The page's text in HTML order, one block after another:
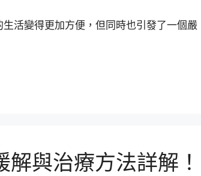
活變得更加方便，但同時也引發了一個嚴
與治療方法詳解！